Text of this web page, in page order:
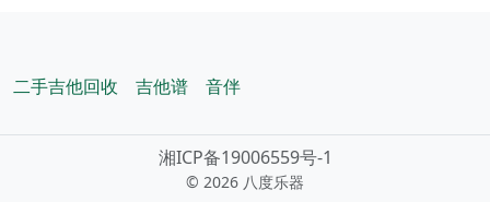
二手吉他回收 吉他谱 音伴
湘ICP备19006559号-1
© 2026 八度乐器